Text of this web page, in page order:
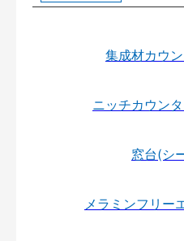
集成材カウ
ニッチカウン
窓台(シ
メラミンフリー